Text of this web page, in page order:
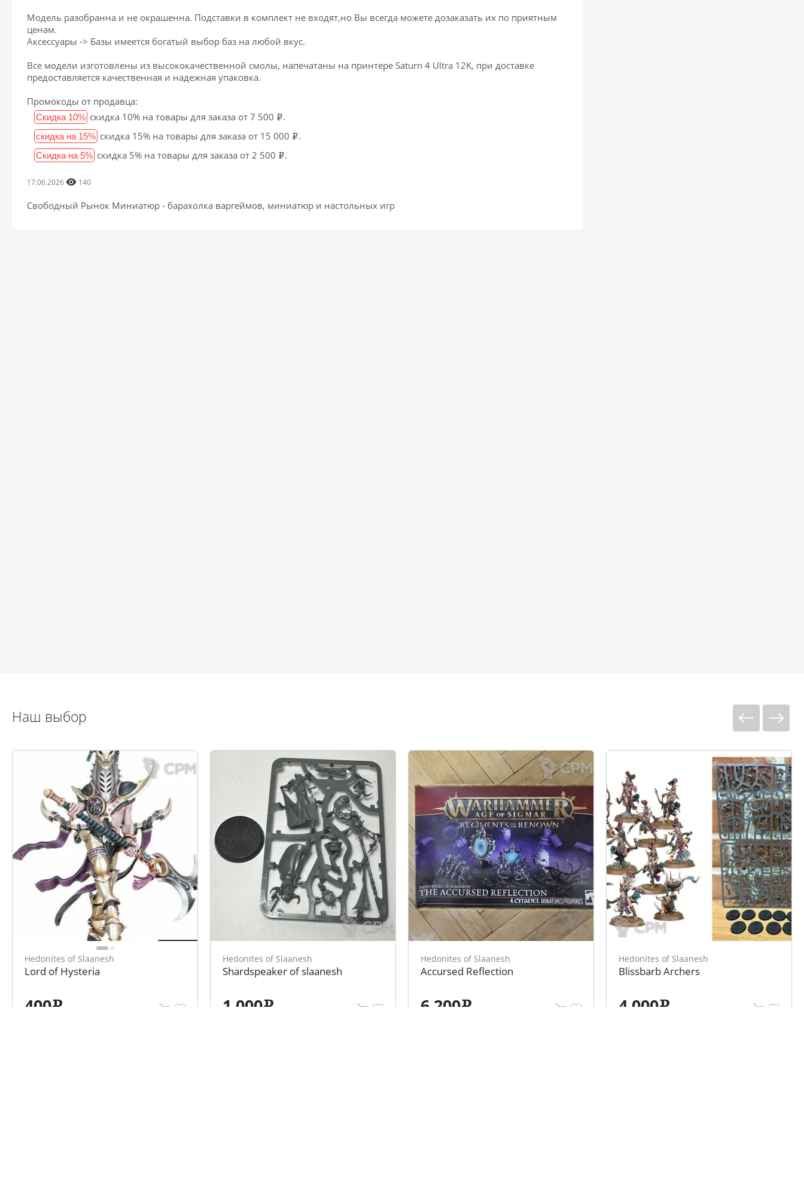
Модель разобранна и не окрашенна. Подставки в комплект не входят,но Вы всегда можете дозаказать их по приятным
ценам.
Аксессуары -> Базы имеется богатый выбор баз на любой вкус.
Все модели изготовлены из высококачественной смолы, напечатаны на принтере Saturn 4 Ultra 12K, при доставке
предоставляется качественная и надежная упаковка.
Промокоды от продавца:
Скидка 10% скидка 10% на товары для заказа от 7 500 e.
скидка на 15% скидка 15% на товары для заказа от 15 000 e.
Скидка на 5% скидка 5% на товары для заказа от 2 500 e.
17.06.2026 140
Свободный Рынок Миниатюр - барахолка варгеймов, миниатюр и настольных игр
Наш выбор
Hedonites of Slaanesh
Lord of Hysteria
400e
Hedonites of Slaanesh
Shardspeaker of slaanesh
1 000e
Hedonites of Slaanesh
Accursed Reflection
6 200e
Hedonites of Slaanesh
Blissbarb Archers
4 000e